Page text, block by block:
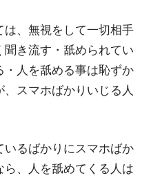
、無視をして一切相手
き流す・舐められてい
・人を舐める事は恥ずか
スマホばかりいじる人
いるばかりにスマホばか
ら、人を舐めてくる人は